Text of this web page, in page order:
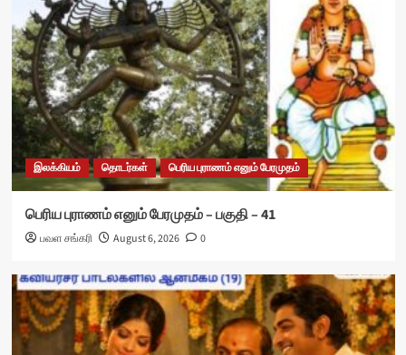
இலக்கியம் தொடர்கள் பெரிய புராணம் எனும் பேரமுதம்
பெரிய புராணம் எனும் பேரமுதம் – பகுதி – 41
பவள சங்கரி August 6, 2026 0